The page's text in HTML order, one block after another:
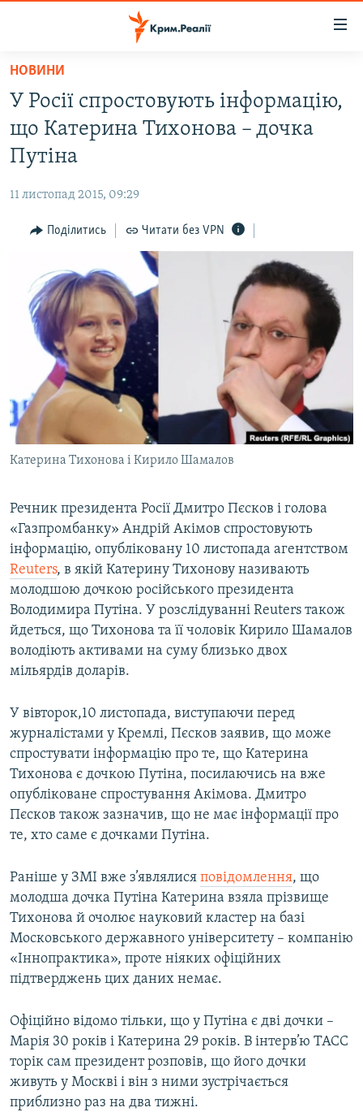
Перейти
основного
матеріалу
Перейти
до
основної
Перейти
ВІДЕО ТА ФОТО
БЛОГИ
ПОГЛЯД
ВСЕ ЗА ДЕНЬ
СПЕЦПРОЕКТИ
ДЕПОРТАЦІЯ
ВІДЕОУРОКИ «ELIFBE»
СВІДЧЕННЯ ОКУПАЦІЇ
УКРАЇНСЬКА ПРОБЛЕМА КРИМУ
ІНФОГРАФІКА
ЯК ОБІЙТИ БЛОКУВАННЯ
Русский
Qırımtatar
ДОЛУЧАЙСЯ!
Усі сайти RFE/RL
НОВИНИ
У Росії спростовують інформацію,
що Катерина Тихонова – дочка
Путіна
11 листопад 2015, 09:29
Поділитись Читати без VPN
Катерина Тихонова і Кирило Шамалов
Речник президента Росії Дмитро Пєсков і голова
«Газпромбанку» Андрій Акімов спростовують
інформацію, опубліковану 10 листопада агентством
Reuters, в якій Катерину Тихонову називають
молодшою дочкою російського президента
Володимира Путіна. У розслідуванні Reuters також
йдеться, що Тихонова та її чоловік Кирило Шамалов
володіють активами на суму близько двох
мільярдів доларів.
У вівторок,10 листопада, виступаючи перед
журналістами у Кремлі, Пєсков заявив, що може
спростувати інформацію про те, що Катерина
Тихонова є дочкою Путіна, посилаючись на вже
опубліковане спростування Акімова. Дмитро
Пєсков також зазначив, що не має інформації про
те, хто саме є дочками Путіна.
Раніше у ЗМІ вже з’являлися повідомлення, що
молодша дочка Путіна Катерина взяла прізвище
Тихонова й очолює науковий кластер на базі
Московського державного університету – компанію
«Іннопрактика», проте ніяких офіційних
підтверджень цих даних немає.
Офіційно відомо тільки, що у Путіна є дві дочки –
Марія 30 років і Катерина 29 років. В інтерв’ю ТАСС
торік сам президент розповів, що його дочки
живуть у Москві і він з ними зустрічається
приблизно раз на два тижні.